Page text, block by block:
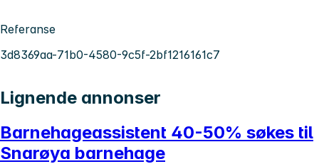
Referanse
3d8369aa-71b0-4580-9c5f-2bf1216161c7
Lignende annonser
Barnehageassistent 40-50% søkes til
Snarøya barnehage